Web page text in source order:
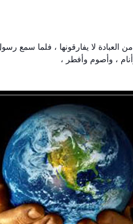
العبادة لا يفارقونها ، فلما سمع
، وأصوم وأفطر ،